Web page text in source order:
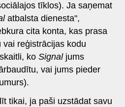
tīklos). Ja saņemat
atbalsta dienesta",
cita konta, kas prasa
reģistrācijas kodu
ko Signaljums
vai jums pieder
tikai, ja paši uzstādat savu